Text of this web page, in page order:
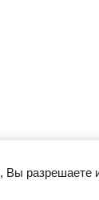
Вы разрешаете